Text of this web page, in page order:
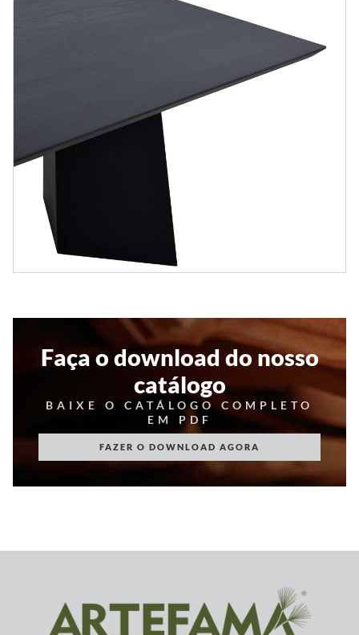
Faça o download do nosso
catálogo
BAIXE O CATÁLOGO COMPLETO
EM PDF
FAZER O DOWNLOAD AGORA